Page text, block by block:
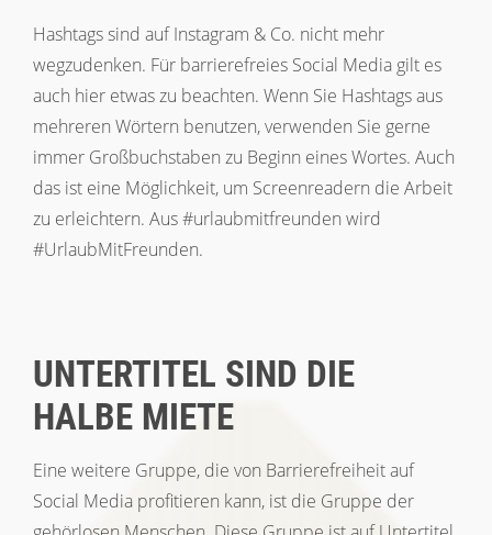
Hashtags sind auf Instagram & Co. nicht mehr
wegzudenken. Für barrierefreies Social Media gilt es
auch hier etwas zu beachten. Wenn Sie Hashtags aus
mehreren Wörtern benutzen, verwenden Sie gerne
immer Großbuchstaben zu Beginn eines Wortes. Auch
das ist eine Möglichkeit, um Screenreadern die Arbeit
zu erleichtern. Aus #urlaubmitfreunden wird
#UrlaubMitFreunden.
UNTERTITEL SIND DIE
HALBE MIETE
Eine weitere Gruppe, die von Barrierefreiheit auf
Social Media profitieren kann, ist die Gruppe der